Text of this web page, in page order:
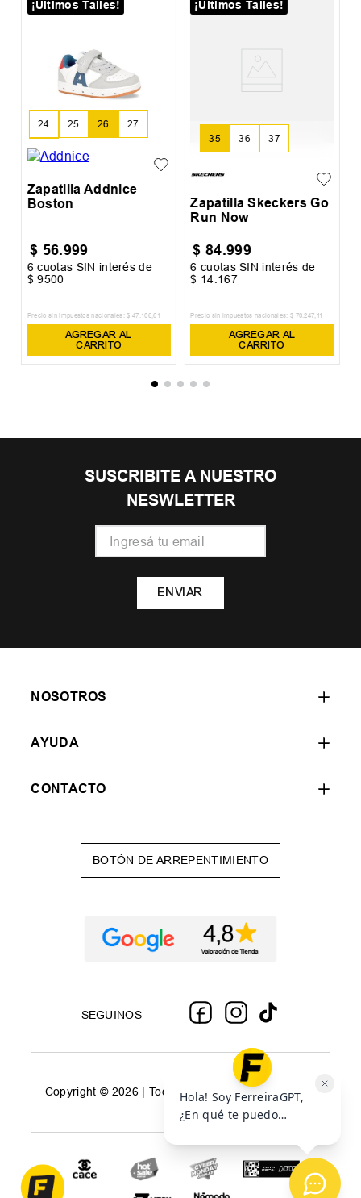
¡Últimos Talles!
24 25 26 27
28
Zapatilla Addnice
Boston
$ 56.999
6 cuotas SIN interés de
$ 9500
Precio sin impuestos nacionales: $ 47 .106,61
AGREGAR AL
CARRITO
¡Últimos Talles!
35 36 37
Zapatilla Skeckers Go
Run Now
$ 84.999
6 cuotas SIN interés de
$ 14.167
Precio sin impuestos nacionales: $ 70.247, 11
AGREGAR AL
CARRITO
SUSCRIBITE A NUESTRO
NESWLETTER
ENVIAR
NOSOTROS
AYUDA
CONTACTO
BOTÓN DE ARREPENTIMIENTO
SEGUINOS
Copyright © 2026 | Todos los derechos reservados